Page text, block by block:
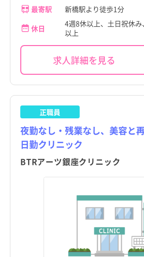
最寄駅
新橋駅より徒歩1分
休日
4週8休以上、土日祝休
以上
求人詳細を見る
正職員
夜勤なし・残業なし、美容と
日勤クリニック
BTRアーツ銀座クリニック